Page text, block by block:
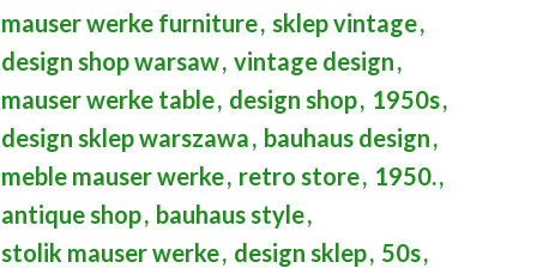
mauser werke furniture, sklep vintage,
design shop warsaw, vintage design,
mauser werke table, design shop, 1950s,
design sklep warszawa, bauhaus design,
meble mauser werke, retro store, 1950.,
antique shop, bauhaus style,
stolik mauser werke, design sklep, 50s,